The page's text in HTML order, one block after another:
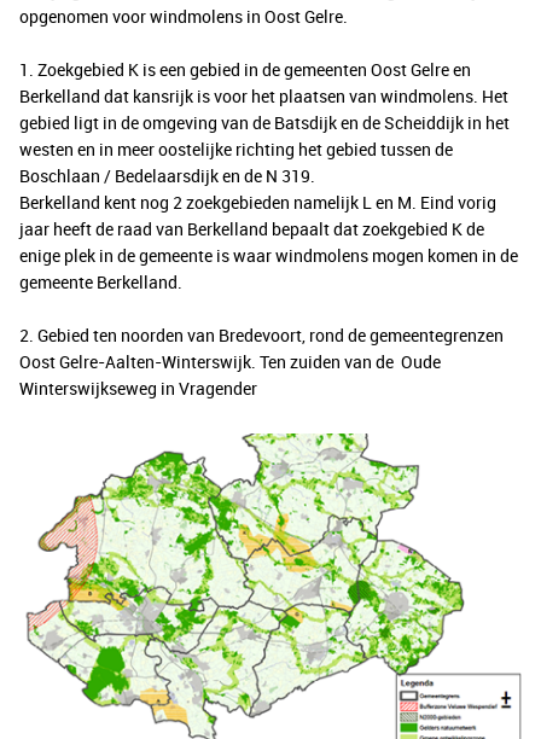
opgenomen voor windmolens in Oost Gelre.
1. Zoekgebied K is een gebied in de gemeenten Oost Gelre en
Berkelland dat kansrijk is voor het plaatsen van windmolens. Het
gebied ligt in de omgeving van de Batsdijk en de Scheiddijk in het
westen en in meer oostelijke richting het gebied tussen de
Boschlaan / Bedelaarsdijk en de N 319.
Berkelland kent nog 2 zoekgebieden namelijk L en M. Eind vorig
jaar heeft de raad van Berkelland bepaalt dat zoekgebied K de
enige plek in de gemeente is waar windmolens mogen komen in de
gemeente Berkelland.
2. Gebied ten noorden van Bredevoort, rond de gemeentegrenzen
Oost Gelre-Aalten-Winterswijk. Ten zuiden van de Oude
Winterswijkseweg in Vragender